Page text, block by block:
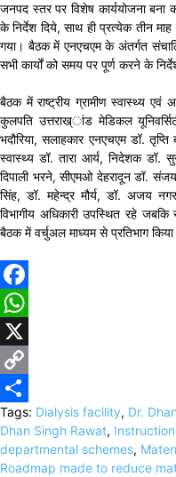
जनपद स्तर पर विशेष कार्ययोजना
के निर्देश दिये, साथ ही प्रत्येक तीन
गया। बैठक में एनएचएम के अंतर्गत
सभी कार्यों को समय पर पूर्ण करने के
बैठक में राष्ट्रीय ग्रामीण स्वास्थ्य
कुलपति उत्तराख्ांड मेडिकल
भदौरिया, सलाहकार एनएचएम डॉ.
स्वास्थ्य डॉ. तारा आर्य, निदेशक डॉ.
दिपाली भरने, सीएमओ देहरादून डॉ.
सिंह, डॉ. महेन्द्र मौर्य, डॉ. अजय
विभागीय अधिकारी उपस्थित रहे
बैठक में वर्चुअल माध्यम से प्रतिभाग
Facebook
WhatsApp
X
Copy
Link
Share
Tags: Dialysis facility, Dr.
Dhan Singh Rawat,
departmental schemes,
Roadmap made to reduce